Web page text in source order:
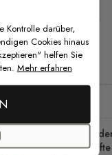
Kontrolle darüber,
Cookies hinaus
helfen Sie
Mehr erfahren